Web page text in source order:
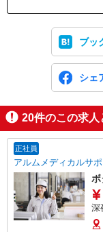
ブッ
シェ
20件のこの求人
正社員
アルムメディカルサ
深